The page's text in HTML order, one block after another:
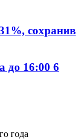
сохранив
до 16:00 6
года